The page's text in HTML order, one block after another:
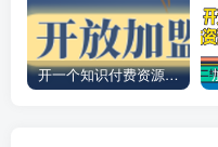
开一个知识付费资源网站，小白也能日入1000+